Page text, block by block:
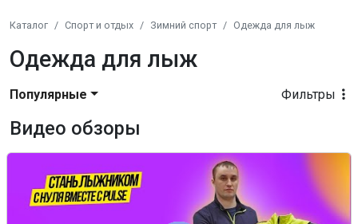
Каталог Спорт и отдых Зимний спорт Одежда для лыж
Одежда для лыж
Фильтры
Популярные
Видео обзоры